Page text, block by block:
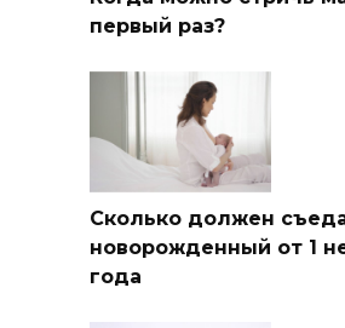
первый раз?
Сколько должен
новорожденный от 1
года